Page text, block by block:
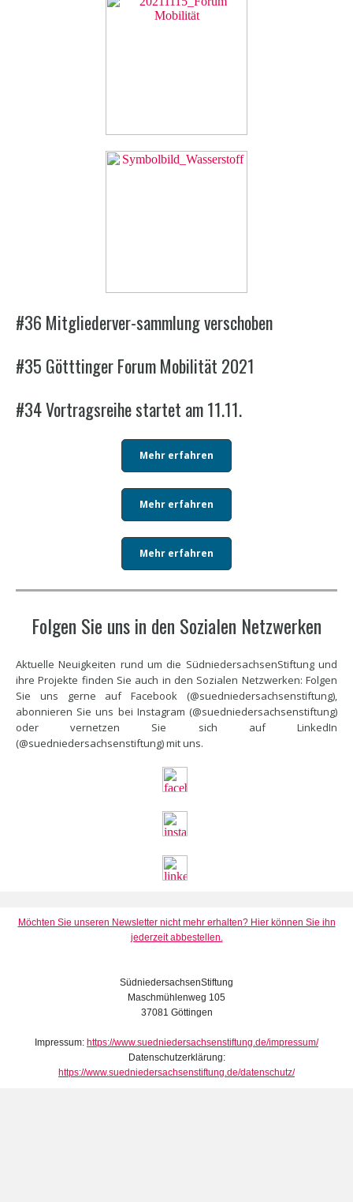
#36 Mitgliederver-sammlung verschoben
#35 Götttinger Forum Mobilität 2021
#34 Vortragsreihe startet am 11.11.
Mehr erfahren
Mehr erfahren
Mehr erfahren
Folgen Sie uns in den Sozialen Netzwerken
Aktuelle Neuigkeiten rund um die SüdniedersachsenStiftung und
ihre Projekte finden Sie auch in den Sozialen Netzwerken: Folgen
Sie uns gerne auf Facebook (@suedniedersachsenstiftung),
abonnieren Sie uns bei Instagram (@suedniedersachsenstiftung)
oder vernetzen Sie sich auf LinkedIn
(@suedniedersachsenstiftung) mit uns.
Möchten Sie unseren Newsletter nicht mehr erhalten? Hier können Sie ihn
jederzeit abbestellen.
SüdniedersachsenStiftung
Maschmühlenweg 105
37081 Göttingen
Impressum: https://www.suedniedersachsenstiftung.de/impressum/
Datenschutzerklärung:
https://www.suedniedersachsenstiftung.de/datenschutz/